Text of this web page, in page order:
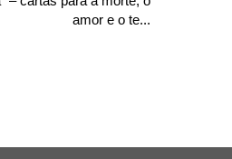
amor e o te...